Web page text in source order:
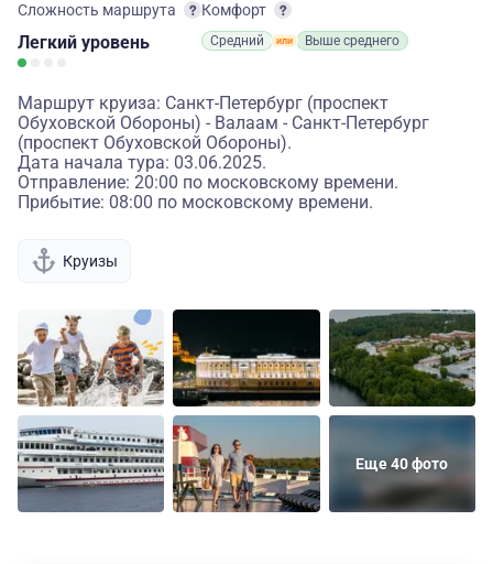
Сложность маршрута
Легкий уровень
Комфорт
Средний Выше среднего
Маршрут круиза: Санкт-Петербург (проспект
Обуховской Обороны) - Валаам - Санкт-Петербург
(проспект Обуховской Обороны).
Дата начала тура: 03.06.2025.
Отправление: 20:00 по московскому времени.
Прибытие: 08:00 по московскому времени.
Круизы
Еще 40 фото